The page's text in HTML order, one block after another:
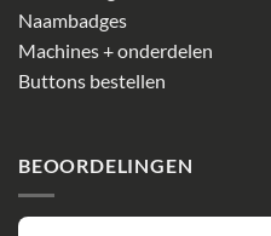
Naambadges
Machines + onderdelen
Buttons bestellen
BEOORDELINGEN